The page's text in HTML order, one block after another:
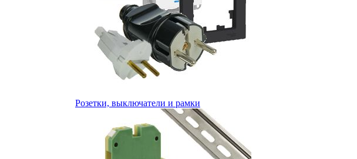
Розетки, выключатели и рамки